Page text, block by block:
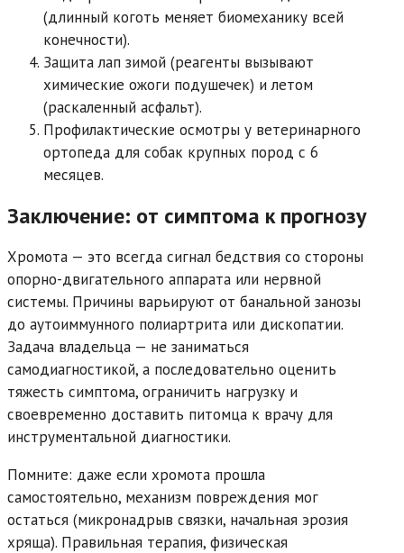
(длинный коготь меняет биомеханику всей
конечности).
Защита лап зимой (реагенты вызывают
химические ожоги подушечек) и летом
(раскаленный асфальт).
Профилактические осмотры у ветеринарного
ортопеда для собак крупных пород с 6
месяцев.
Заключение: от симптома к прогнозу
Хромота — это всегда сигнал бедствия со стороны
опорно-двигательного аппарата или нервной
системы. Причины варьируют от банальной занозы
до аутоиммунного полиартрита или дископатии.
Задача владельца — не заниматься
самодиагностикой, а последовательно оценить
тяжесть симптома, ограничить нагрузку и
своевременно доставить питомца к врачу для
инструментальной диагностики.
Помните: даже если хромота прошла
самостоятельно, механизм повреждения мог
остаться (микронадрыв связки, начальная эрозия
хряща). Правильная терапия, физическая